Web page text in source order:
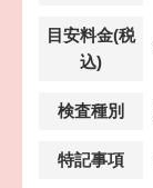
目安料金(税
込)
検査種別
特記事項